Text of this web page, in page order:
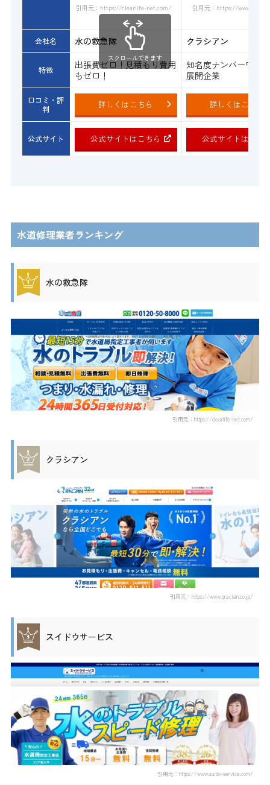
引用元：https://clearlife-net.com/ 引用元：https://
会社名 水の救急隊 クラシアン
特徴
出張費ゼロ！見積もり費用
もゼロ！
知名度ナンバーワン
展開企業
口コミ・評
判
詳しくはこちら 詳しくはこちら
公式サイト 公式サイトはこちら 公式サイトはこち
スクロールできます
水道修理業者ランキング
水の救急隊
引用元：https://clearlife-net.com/
クラシアン
引用元：https://www.qracian.co.jp/
スイドウサービス
引用元：https://www.suido-service.com/